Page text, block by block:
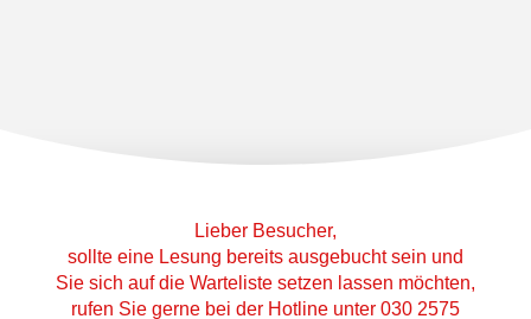
Lieber Besucher,
sollte eine Lesung bereits ausgebucht sein und
Sie sich auf die Warteliste setzen lassen möchten,
rufen Sie gerne bei der Hotline unter 030 2575